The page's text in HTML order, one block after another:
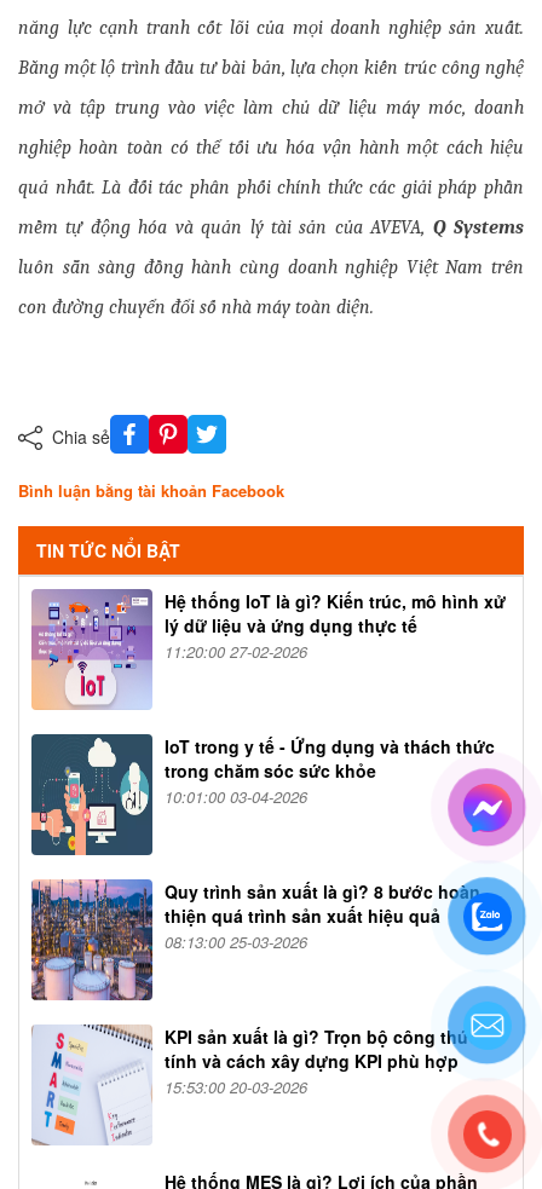
năng lực cạnh tranh cốt lõi của mọi doanh nghiệp sản xuất.
Bằng một lộ trình đầu tư bài bản, lựa chọn kiến trúc công nghệ
mở và tập trung vào việc làm chủ dữ liệu máy móc, doanh
nghiệp hoàn toàn có thể tối ưu hóa vận hành một cách hiệu
quả nhất. Là đối tác phân phối chính thức các giải pháp phần
mềm tự động hóa và quản lý tài sản của AVEVA, Q Systems
luôn sẵn sàng đồng hành cùng doanh nghiệp Việt Nam trên
con đường chuyển đổi số nhà máy toàn diện.
Chia sẻ
Bình luận bằng tài khoản Facebook
TIN TỨC NỔI BẬT
Hệ thống IoT là gì? Kiến trúc, mô hình xử
lý dữ liệu và ứng dụng thực tế
11:20:00 27-02-2026
IoT trong y tế - Ứng dụng và thách thức
trong chăm sóc sức khỏe
10:01:00 03-04-2026
Quy trình sản xuất là gì? 8 bước hoàn
thiện quá trình sản xuất hiệu quả
08:13:00 25-03-2026
KPI sản xuất là gì? Trọn bộ công thức
tính và cách xây dựng KPI phù hợp
15:53:00 20-03-2026
Hệ thống MES là gì? Lợi ích của phần